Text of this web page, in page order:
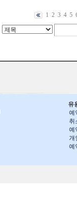
1 2 3 4 5
유
예
취
예
개
예